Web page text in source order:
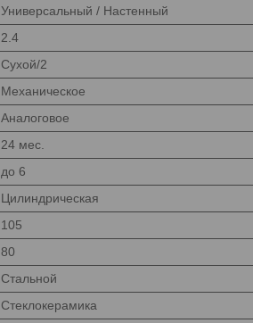
Универсальный / Настенный
2.4
Сухой/2
Механическое
Аналоговое
24 мес.
до 6
Цилиндрическая
105
80
Стальной
Стеклокерамика